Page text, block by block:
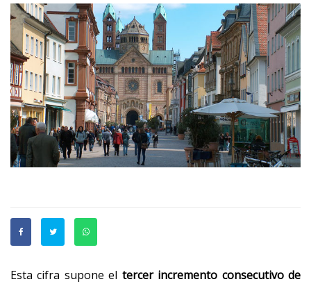
Esta cifra supone el tercer incremento consecutivo de